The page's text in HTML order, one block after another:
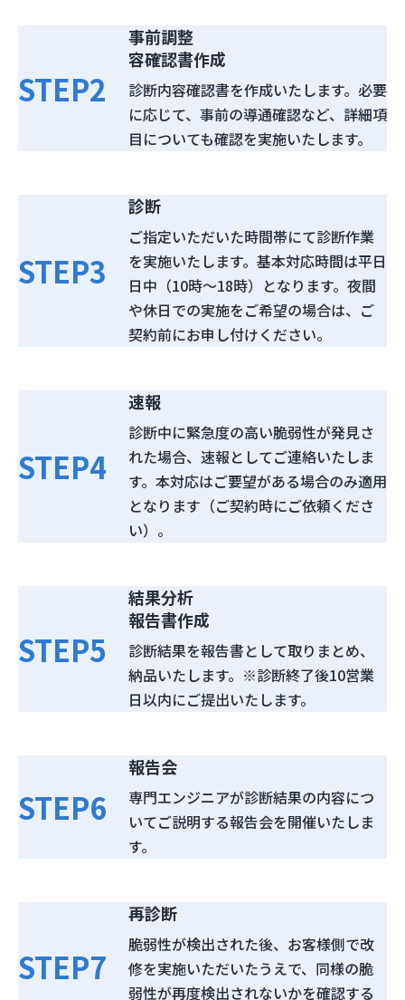
STEP2
事前調整
容確認書作成
診断内容確認書を作成いたします。必要
に応じて、事前の導通確認など、詳細項
目についても確認を実施いたします。
STEP3
診断
ご指定いただいた時間帯にて診断作業
を実施いたします。基本対応時間は平日
日中（10時～18時）となります。夜間
や休日での実施をご希望の場合は、ご
契約前にお申し付けください。
STEP4
速報
診断中に緊急度の高い脆弱性が発見さ
れた場合、速報としてご連絡いたしま
す。本対応はご要望がある場合のみ適用
となります（ご契約時にご依頼くださ
い）。
STEP5
結果分析
報告書作成
診断結果を報告書として取りまとめ、
納品いたします。※診断終了後10営業
日以内にご提出いたします。
STEP6
報告会
専門エンジニアが診断結果の内容につ
いてご説明する報告会を開催いたしま
す。
STEP7
再診断
脆弱性が検出された後、お客様側で改
修を実施いただいたうえで、同様の脆
弱性が再度検出されないかを確認する